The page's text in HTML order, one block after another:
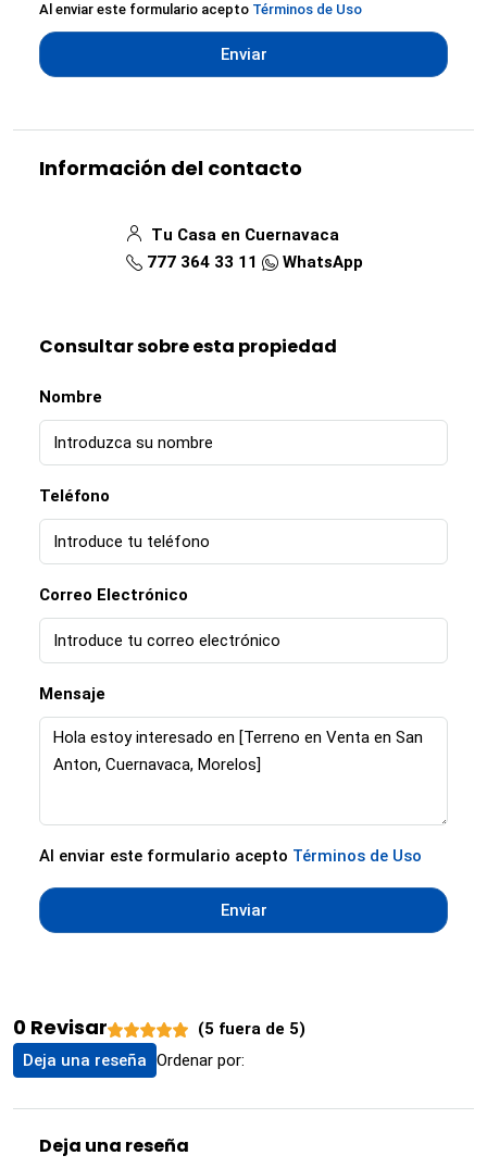
Al enviar este formulario acepto Términos de Uso
Enviar
Información del contacto
Tu Casa en Cuernavaca
777 364 33 11
WhatsApp
Consultar sobre esta propiedad
Nombre
Teléfono
Correo Electrónico
Mensaje
Al enviar este formulario acepto Términos de Uso
Enviar
0 Revisar (5 fuera de 5)
Ordenar por:
Deja una reseña
Deja una reseña